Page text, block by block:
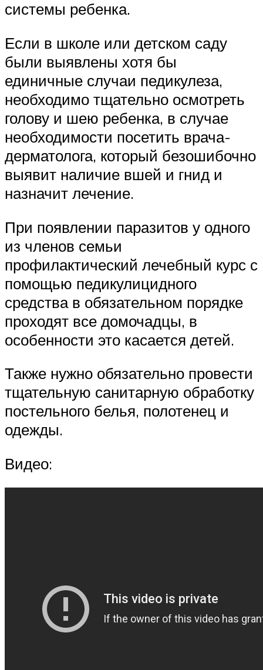
системы ребенка.
Если в школе или детском саду
были выявлены хотя бы
единичные случаи педикулеза,
необходимо тщательно осмотреть
голову и шею ребенка, в случае
необходимости посетить врача-
дерматолога, который безошибочно
выявит наличие вшей и гнид и
назначит лечение.
При появлении паразитов у одного
из членов семьи
профилактический лечебный курс с
помощью педикулицидного
средства в обязательном порядке
проходят все домочадцы, в
особенности это касается детей.
Также нужно обязательно провести
тщательную санитарную обработку
постельного белья, полотенец и
одежды.
Видео: